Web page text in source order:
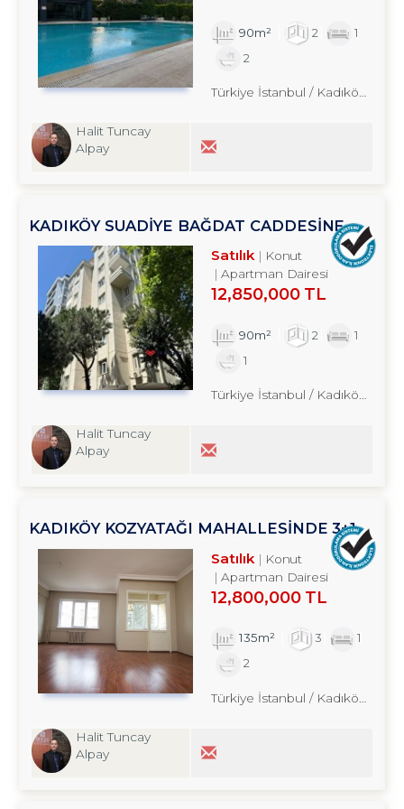
90m² 2
1
2
Türkiye İstanbul / Kadıköy/
Halit Tuncay
Alpay
KADIKÖY SUADİYE BAĞDAT CADDESİNE
YAKIN 2+1 SATILIK DAİRE TROYKADAN
Satılık
Konut
Apartman Dairesi
12,850,000 TL
90m² 2
1
1
Türkiye İstanbul / Kadıköy/
Halit Tuncay
Alpay
KADIKÖY KOZYATAĞI MAHALLESİNDE 3+1
SATILIK DAİRE TROYKADAN
Satılık
Konut
Apartman Dairesi
12,800,000 TL
135m² 3
1
2
Halit Tuncay
Alpay